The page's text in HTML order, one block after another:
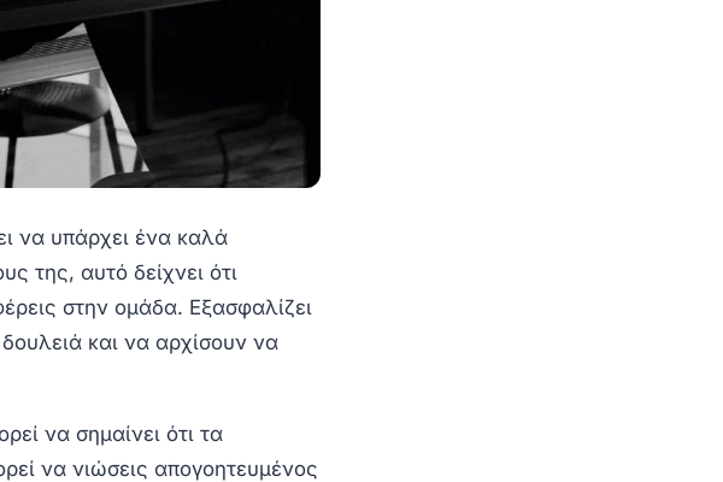
να υπάρχει ένα καλά
της, αυτό δείχνει ότι
στην ομάδα. Εξασφαλίζει
και να αρχίσουν να
να σημαίνει ότι τα
να νιώσεις απογοητευμένος